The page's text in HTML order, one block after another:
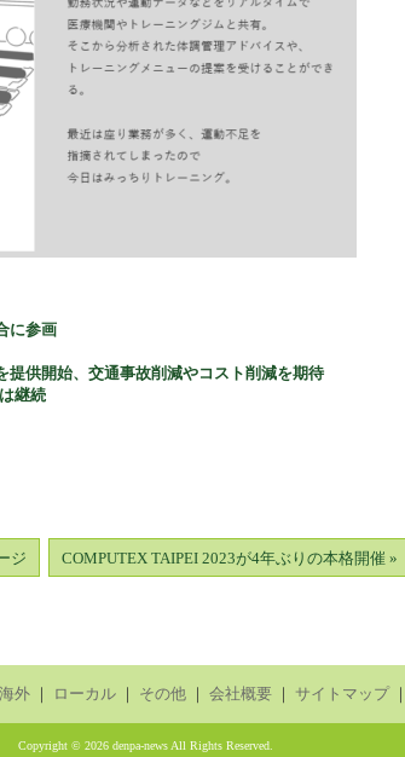
に参画
供開始、交通事故削減やコスト削減を期待
継続
ジ COMPUTEX TAIPEI 2023が4年ぶりの本格開催 »
海外 ｜ ローカル ｜ その他 ｜ 会社概要 ｜ サイトマップ｜
Copyright © 2026 denpa-news All Rights Reserved.